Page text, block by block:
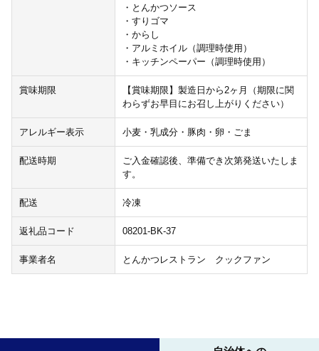
・とんかつソース
・すりゴマ
・からし
・アルミホイル（調理時使用）
・キッチンペーパー（調理時使用）
賞味期限
【賞味期限】製造日から2ヶ月（期限に関
わらずお早目にお召し上がりください）
アレルギー表示 小麦・乳成分・豚肉・卵・ごま
配送時期
ご入金確認後、準備でき次第発送いたしま
す。
配送 冷凍
返礼品コード 08201-BK-37
事業者名 とんかつレストラン クックファン